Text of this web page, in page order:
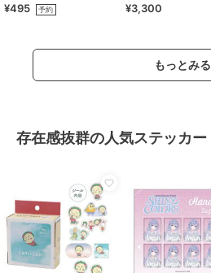
¥495 予約
リーズ Sanrio
¥3,300
もっとみる
存在感抜群の人気ステッカー